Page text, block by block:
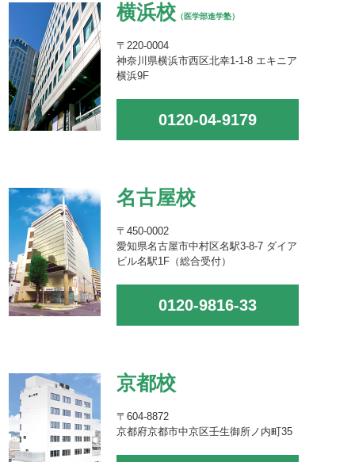
横浜校 （医学部進学塾）
〒220-0004
神奈川県横浜市西区北幸1-1-8 エキニア
横浜9F
0120-04-9179
名古屋校
〒450-0002
愛知県名古屋市中村区名駅3-8-7 ダイア
ビル名駅1F（総合受付）
0120-9816-33
京都校
〒604-8872
京都府京都市中京区壬生御所ノ内町35